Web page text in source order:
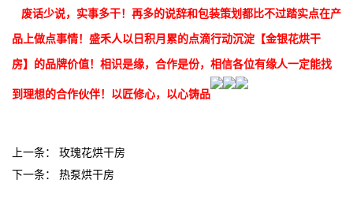
废话少说，实事多干！再多的说辞和包装策划都比不过踏实点在产
品上做点事情！盛禾人以日积月累的点滴行动沉淀【金银花烘干
房】的品牌价值！相识是缘，合作是份，相信各位有缘人一定能找
到理想的合作伙伴！以匠修心，以心铸品
上一条： 玫瑰花烘干房
下一条： 热泵烘干房